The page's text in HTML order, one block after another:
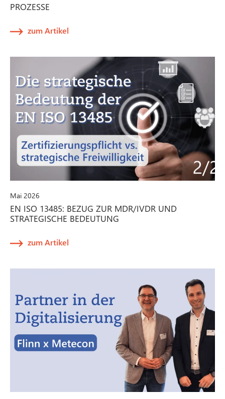
PROZESSE
zum Artikel
Mai 2026
EN ISO 13485: BEZUG ZUR MDR/IVDR UND
STRATEGISCHE BEDEUTUNG
zum Artikel